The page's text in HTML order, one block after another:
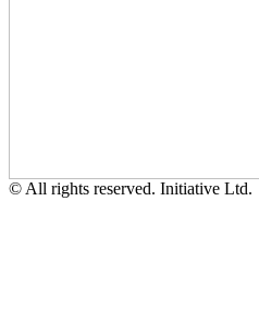
© All rights reserved. Initiative Ltd.